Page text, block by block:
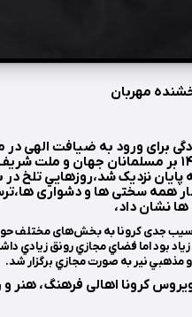
مهربان
برای ورود به ضیافت الهی
تلخی و شیرینی به پایان نزدیک شد،روزهايي
همه سختی ها و دشواری
نشان داد،
آسیب جدی کرونا به بخش‌های مختلف
بود اما فضاي مجازي رونق زيادي
و مذهبينير به صورت مجازي برگزار شد.
کرونا اهالی فرهنگ، هنر و